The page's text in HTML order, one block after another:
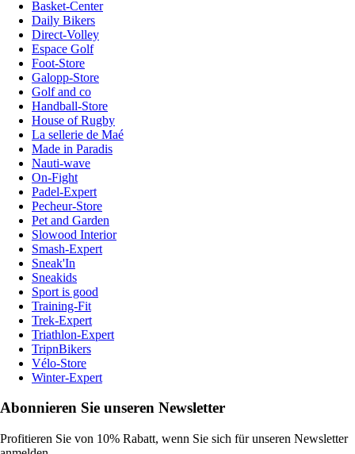
Basket-Center
Daily Bikers
Direct-Volley
Espace Golf
Foot-Store
Galopp-Store
Golf and co
Handball-Store
House of Rugby
La sellerie de Maé
Made in Paradis
Nauti-wave
On-Fight
Padel-Expert
Pecheur-Store
Pet and Garden
Slowood Interior
Smash-Expert
Sneak'In
Sneakids
Sport is good
Training-Fit
Trek-Expert
Triathlon-Expert
TripnBikers
Vélo-Store
Winter-Expert
Abonnieren Sie unseren Newsletter
Profitieren Sie von 10% Rabatt, wenn Sie sich für unseren Newsletter